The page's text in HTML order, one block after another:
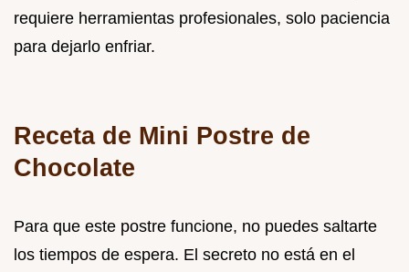
requiere herramientas profesionales, solo paciencia
para dejarlo enfriar.
Receta de Mini Postre de
Chocolate
Para que este postre funcione, no puedes saltarte
los tiempos de espera. El secreto no está en el